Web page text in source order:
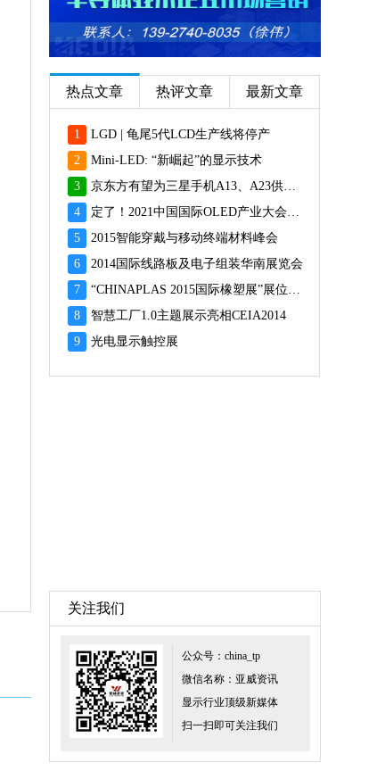
热点文章 热评文章 最新文章
1
LGD | 龟尾5代LCD生产线将停产
2
Mini-LED: “新崛起”的显示技术
3
京东方有望为三星手机A13、A23供应面板
4
定了！2021中国国际OLED产业大会12月重磅启幕
5
2015智能穿戴与移动终端材料峰会
6
2014国际线路板及电子组装华南展览会
7
“CHINAPLAS 2015国际橡塑展”展位预订火爆 彰显橡塑业乐观前景
8
智慧工厂1.0主题展示亮相CEIA2014
9
光电显示触控展
关注我们
公众号：china_tp
微信名称：亚威资讯
显示行业顶级新媒体
扫一扫即可关注我们